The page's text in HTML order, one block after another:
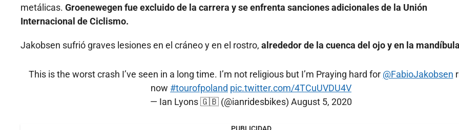
metálicas. Groenewegen fue excluido de la carrera y se enfrenta sanciones adicionales de la Unión
Internacional de Ciclismo.
Jakobsen sufrió graves lesiones en el cráneo y en el rostro, alrededor de la cuenca del ojo y en la
This is the worst crash I’ve seen in a long time. I’m not religious but I’m Praying hard for @FabioJakobsen
now #tourofpoland pic.twitter.com/4TCuUVDU4V
— Ian Lyons 🇬🇧 (@ianridesbikes) August 5, 2020